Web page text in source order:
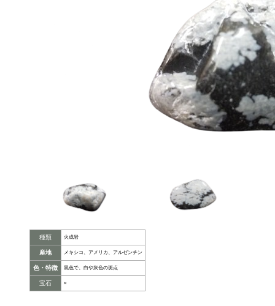
種類 火成岩
産地 メキシコ、アメリカ、アルゼンチン
色・特徴 黒色で、白や灰色の斑点
宝石 ×